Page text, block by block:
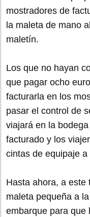
mostradores de
la maleta de mano
maletín.
Los que no hayan
que pagar ocho
facturarla en los
pasar el control de
viajará en la
facturado y los
cintas de equipaje a
Hasta ahora, a este
maleta pequeña a
embarque para que